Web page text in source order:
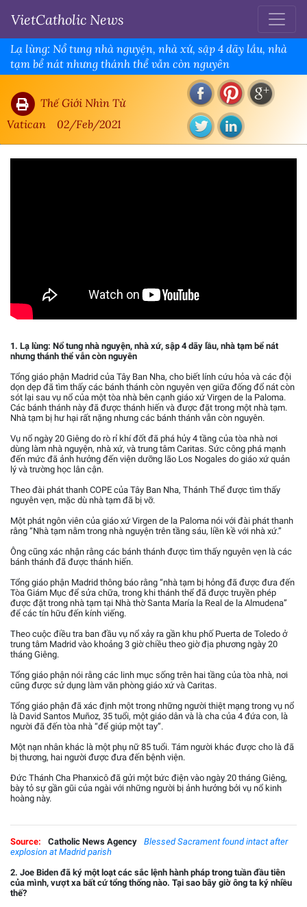
VietCatholic News
Lạ lùng: Nổ tung nhà nguyện, nhà xứ, sập 4 dãy lầu, nhà
tạm bể nát nhưng thánh thể vẫn còn nguyên
Thế Giới Nhìn Từ
Vatican
02/Feb/2021
1. Lạ lùng: Nổ tung nhà nguyện, nhà xứ, sập 4 dãy lầu, nhà tạm bể nát
nhưng thánh thể vẫn còn nguyên
Tổng giáo phận Madrid của Tây Ban Nha, cho biết lính cứu hỏa và các đội
dọn dẹp đã tìm thấy các bánh thánh còn nguyên vẹn giữa đống đổ nát còn
sót lại sau vụ nổ của một tòa nhà bên cạnh giáo xứ Virgen de la Paloma.
Các bánh thánh này đã được thánh hiến và được đặt trong một nhà tạm.
Nhà tạm bị hư hại rất nặng nhưng các bánh thánh vẫn còn nguyên.
Vụ nổ ngày 20 Giêng do rò rỉ khí đốt đã phá hủy 4 tầng của tòa nhà nơi
dùng làm nhà nguyện, nhà xứ, và trung tâm Caritas. Sức công phá mạnh
đến mức đã ảnh hưởng đến viện dưỡng lão Los Nogales do giáo xứ quản
lý và trường học lân cận.
Theo đài phát thanh COPE của Tây Ban Nha, Thánh Thể được tìm thấy
nguyên vẹn, mặc dù nhà tạm đã bị vỡ.
Một phát ngôn viên của giáo xứ Virgen de la Paloma nói với đài phát thanh
rằng “Nhà tạm nằm trong nhà nguyện trên tầng sáu, liền kề với nhà xứ.”
Ông cũng xác nhận rằng các bánh thánh được tìm thấy nguyên vẹn là các
bánh thánh đã được thánh hiến.
Tổng giáo phận Madrid thông báo rằng “nhà tạm bị hỏng đã được đưa đến
Tòa Giám Mục để sửa chữa, trong khi thánh thể đã được truyền phép
được đặt trong nhà tạm tại Nhà thờ Santa María la Real de la Almudena”
để các tín hữu đến kính viếng.
Theo cuộc điều tra ban đầu vụ nổ xảy ra gần khu phố Puerta de Toledo ở
trung tâm Madrid vào khoảng 3 giờ chiều theo giờ địa phương ngày 20
tháng Giêng.
Tổng giáo phận nói rằng các linh mục sống trên hai tầng của tòa nhà, nơi
cũng được sử dụng làm văn phòng giáo xứ và Caritas.
Tổng giáo phận đã xác định một trong những người thiệt mạng trong vụ nổ
là David Santos Muñoz, 35 tuổi, một giáo dân và là cha của 4 đứa con, là
người đã đến tòa nhà “để giúp một tay”.
Một nạn nhân khác là một phụ nữ 85 tuổi. Tám người khác được cho là đã
bị thương, hai người được đưa đến bệnh viện.
Đức Thánh Cha Phanxicô đã gửi một bức điện vào ngày 20 tháng Giêng,
bày tỏ sự gần gũi của ngài với những người bị ảnh hưởng bởi vụ nổ kinh
hoàng này.
Source: Catholic News Agency
Blessed Sacrament found intact after
explosion at Madrid parish
2. Joe Biden đã ký một loạt các sắc lệnh hành pháp trong tuần đầu tiên
của mình, vượt xa bất cứ tổng thống nào. Tại sao bây giờ ông ta ký nhiều
thế?